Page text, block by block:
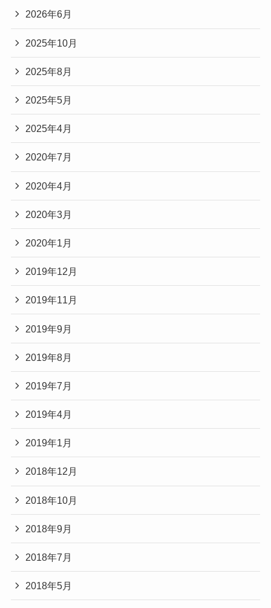
2026年6月
2025年10月
2025年8月
2025年5月
2025年4月
2020年7月
2020年4月
2020年3月
2020年1月
2019年12月
2019年11月
2019年9月
2019年8月
2019年7月
2019年4月
2019年1月
2018年12月
2018年10月
2018年9月
2018年7月
2018年5月